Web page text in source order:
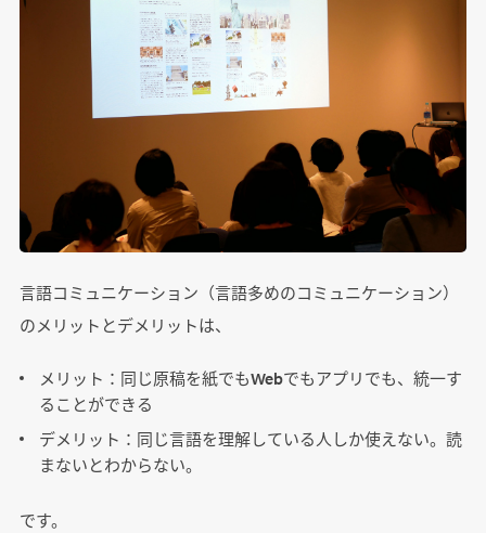
言語コミュニケーション（言語多めのコミュニケーション）
のメリットとデメリットは、
メリット：同じ原稿を紙でもWebでもアプリでも、統一す
ることができる
デメリット：同じ言語を理解している人しか使えない。読
まないとわからない。
です。